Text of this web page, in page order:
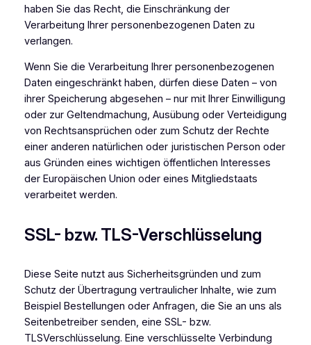
haben Sie das Recht, die Einschränkung der
Verarbeitung Ihrer personenbezogenen Daten zu
verlangen.
Wenn Sie die Verarbeitung Ihrer personenbezogenen
Daten eingeschränkt haben, dürfen diese Daten – von
ihrer Speicherung abgesehen – nur mit Ihrer Einwilligung
oder zur Geltendmachung, Ausübung oder Verteidigung
von Rechtsansprüchen oder zum Schutz der Rechte
einer anderen natürlichen oder juristischen Person oder
aus Gründen eines wichtigen öffentlichen Interesses
der Europäischen Union oder eines Mitgliedstaats
verarbeitet werden.
SSL- bzw. TLS-Verschlüsselung
Diese Seite nutzt aus Sicherheitsgründen und zum
Schutz der Übertragung vertraulicher Inhalte, wie zum
Beispiel Bestellungen oder Anfragen, die Sie an uns als
Seitenbetreiber senden, eine SSL- bzw.
TLSVerschlüsselung. Eine verschlüsselte Verbindung